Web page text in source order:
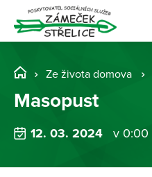
Ze života domova
Masopust
12. 03. 2024 v 0:00